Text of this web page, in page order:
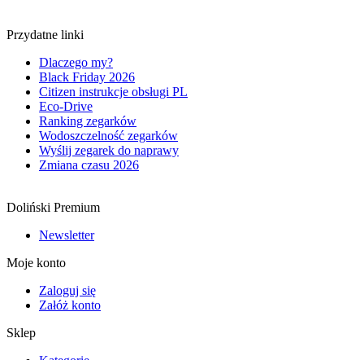
Przydatne linki
Dlaczego my?
Black Friday 2026
Citizen instrukcje obsługi PL
Eco-Drive
Ranking zegarków
Wodoszczelność zegarków
Wyślij zegarek do naprawy
Zmiana czasu 2026
Doliński Premium
Newsletter
Moje konto
Zaloguj się
Załóż konto
Sklep